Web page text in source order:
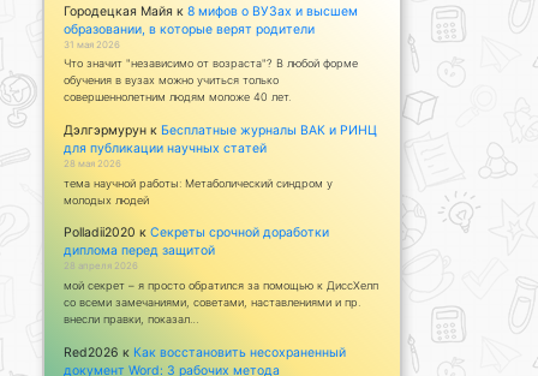
Городецкая Майя к 8 мифов о ВУЗах и высшем
образовании, в которые верят родители
31 мая 2026
Что значит "независимо от возраста"? В любой форме
обучения в вузах можно учиться только
совершеннолетним людям моложе 40 лет.
Дэлгэрмурун к Бесплатные журналы ВАК и РИНЦ
для публикации научных статей
28 мая 2026
тема научной работы: Метаболический синдром у
молодых людей
Polladii2020 к Секреты срочной доработки
диплома перед защитой
28 апреля 2026
мой секрет – я просто обратился за помощью к ДиссХелп
со всеми замечаниями, советами, наставлениями и пр.
внесли правки, показал…
Red2026 к Как восстановить несохраненный
документ Word: 3 рабочих метода